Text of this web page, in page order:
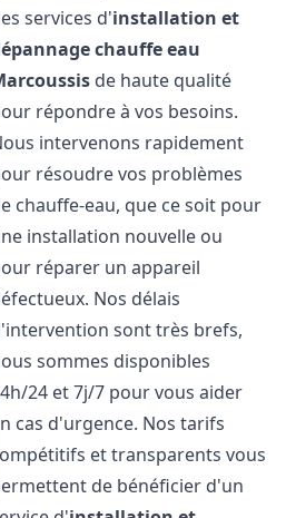
services d'installation et
chauffe eau
de haute qualité
répondre à vos besoins.
intervenons rapidement
résoudre vos problèmes
chauffe-eau, que ce soit pour
installation nouvelle ou
réparer un appareil
Nos délais
sont très brefs,
sommes disponibles
24 et 7j/7 pour vous aider
cas d'urgence. Nos tarifs
et transparents vous
de bénéficier d'un